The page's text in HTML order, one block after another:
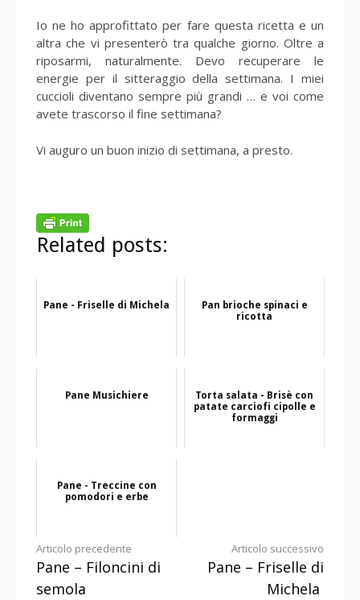
Io ne ho approfittato per fare questa ricetta e un
altra che vi presenterò tra qualche giorno. Oltre a
riposarmi, naturalmente. Devo recuperare le
energie per il sitteraggio della settimana. I miei
cuccioli diventano sempre più grandi … e voi come
avete trascorso il fine settimana?
Vi auguro un buon inizio di settimana, a presto.
Related posts:
Pane - Friselle di Michela
Pan brioche spinaci e
ricotta
Pane Musichiere
Torta salata - Brisè con
patate carciofi cipolle e
formaggi
Pane - Treccine con
pomodori e erbe
Continua
a
Articolo precedente
Pane – Filoncini di
semola
Articolo successivo
Pane – Friselle di
Michela